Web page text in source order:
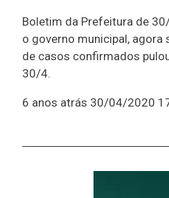
Boletim da Prefeitura de
o governo municipal,
de casos confirmados
30/4.
6 anos atrás 30/04/2020